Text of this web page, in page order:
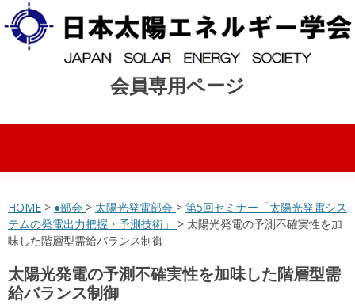
会員専用ページ
コンテンツへスキップ
HOME > ●部会 > 太陽光発電部会 > 第5回セミナー「太陽光発電シス
テムの発電出力把握・予測技術」 > 太陽光発電の予測不確実性を加
味した階層型需給バランス制御
太陽光発電の予測不確実性を加味した階層型需
給バランス制御